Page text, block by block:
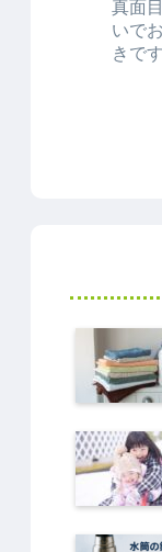
真面
いで
きです